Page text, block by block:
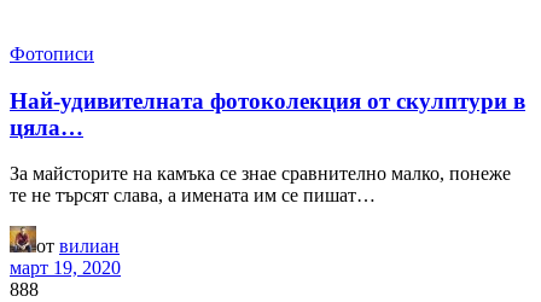
Фотописи
Най-удивителната фотоколекция от скулптури в
цяла…
За майсторите на камъка се знае сравнително малко, понеже
те не търсят слава, а имената им се пишат…
от вилиан
март 19, 2020
888